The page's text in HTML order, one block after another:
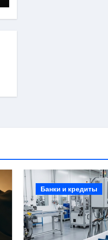
Банки и кредиты